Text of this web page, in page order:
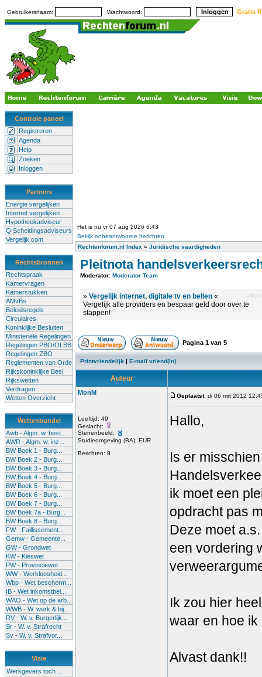
Gebruikersnaam: Wachtwoord: Gratis
Controle paneel
Registreren
Agenda
Help
Zoeken
Inloggen
Partners
Energie vergelijken
Internet vergelijken
Hypotheekadviseur
Q Scheidingsadviseurs
Vergelijk.com
Rechtsbronnen
Rechtspraak
Kamervragen
Kamerstukken
AMvBs
Beleidsregels
Circulaires
Koninklijke Besluiten
Ministeriële Regelingen
Regelingen PBO/OLBB
Regelingen ZBO
Reglementen van Orde
Rijkskoninklijke Besl.
Rijkswetten
Verdragen
Wetten Overzicht
Wettenbundel
Awb - Algm. w. best...
AWR - Algm. w. inz...
BW Boek 1 - Burg...
BW Boek 2 - Burg...
BW Boek 3 - Burg...
BW Boek 4 - Burg...
BW Boek 5 - Burg...
BW Boek 6 - Burg...
BW Boek 7 - Burg...
BW Boek 7a - Burg...
BW Boek 8 - Burg...
FW - Faillissement...
Gemw - Gemeente...
GW - Grondwet
KW - Kieswet
PW - Provinciewet
WW - Werkloosheid...
Wbp - Wet bescherm...
IB - Wet inkomstbel...
WAO - Wet op de arb..
WWB - W. werk & bij...
RV - W. v. Burgerlijk...
Sr - W. v. Strafrecht
Sv - W. v. Strafvor...
Visie
Werkgevers toch ...
Het is nu vr 07 aug 2026 6:43
Bekijk onbeantwoorde berichten
Rechtenforum.nl Index » Juridische vaardigheden
Pleitnota
Moderator: Moderator Team
» Vergelijk internet, digitale tv en bellen «
Vergelijk alle providers en bespaar geld door over te
stappen!
Pagina 1 van 5
Printvriendelijk | E-mail vriend(in)
Auteur
MonM
Leeftijd: 49
Geslacht:
Sterrenbeeld:
Studieomgeving (BA): EUR
Berichten: 8
Geplaatst: di 06 mrt 2012
Hallo,
Is er
ik moet een
opdracht pas
Deze moet
een vordering
Ik zou hier
waar en hoe
Alvast dank!!